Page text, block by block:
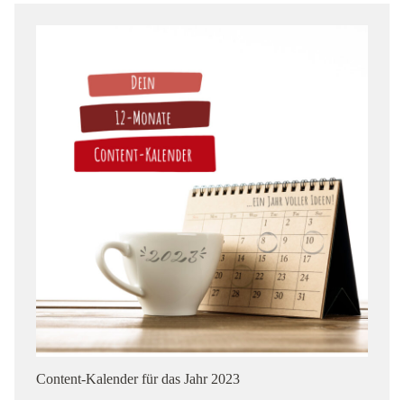
Content-Kalender für das Jahr 2023